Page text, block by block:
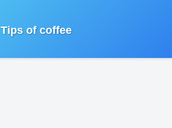
Tips of coffee